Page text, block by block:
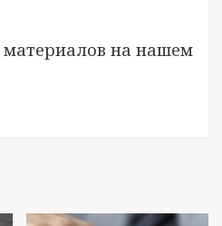
материалов на нашем